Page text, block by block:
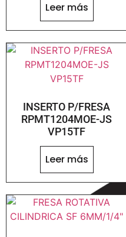
Leer más
INSERTO P/FRESA
RPMT1204MOE-JS
VP15TF
Leer más